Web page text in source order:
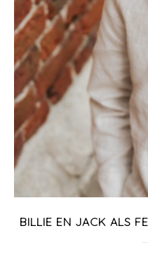
BILLIE EN JACK ALS